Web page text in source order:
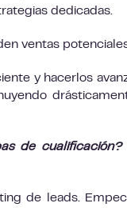
dedicadas.
ventas
y hacerlos
de cualificación?
de leads.